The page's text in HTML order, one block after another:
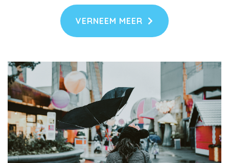
VERNEEM MEER